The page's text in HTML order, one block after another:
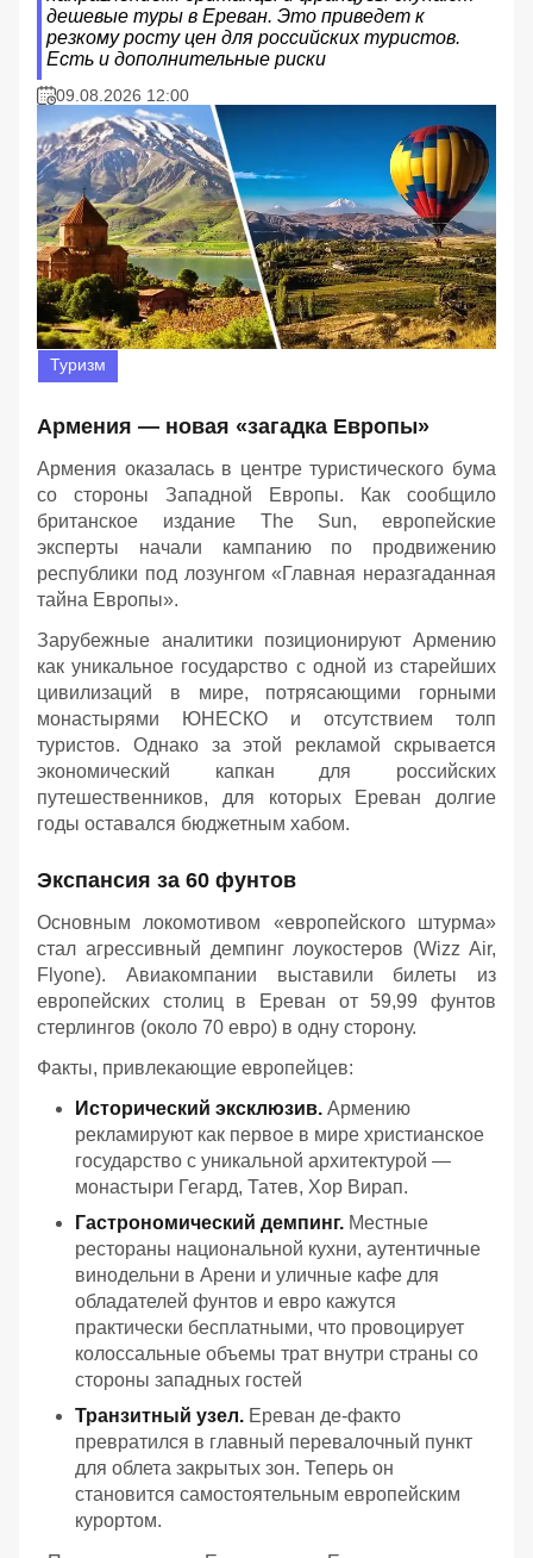
дешевые туры в Ереван. Это приведет к
резкому росту цен для российских туристов.
Есть и дополнительные риски
09.08.2026 12:00
Туризм
Армения — новая «загадка Европы»
Армения оказалась в центре туристического бума
со стороны Западной Европы. Как сообщило
британское издание The Sun, европейские
эксперты начали кампанию по продвижению
республики под лозунгом «Главная неразгаданная
тайна Европы».
Зарубежные аналитики позиционируют Армению
как уникальное государство с одной из старейших
цивилизаций в мире, потрясающими горными
монастырями ЮНЕСКО и отсутствием толп
туристов. Однако за этой рекламой скрывается
экономический капкан для российских
путешественников, для которых Ереван долгие
годы оставался бюджетным хабом.
Экспансия за 60 фунтов
Основным локомотивом «европейского штурма»
стал агрессивный демпинг лоукостеров (Wizz Air,
Flyone). Авиакомпании выставили билеты из
европейских столиц в Ереван от 59,99 фунтов
стерлингов (около 70 евро) в одну сторону.
Факты, привлекающие европейцев:
Исторический эксклюзив. Армению
рекламируют как первое в мире христианское
государство с уникальной архитектурой —
монастыри Гегард, Татев, Хор Вирап.
Гастрономический демпинг. Местные
рестораны национальной кухни, аутентичные
винодельни в Арени и уличные кафе для
обладателей фунтов и евро кажутся
практически бесплатными, что провоцирует
колоссальные объемы трат внутри страны со
стороны западных гостей
Транзитный узел. Ереван де-факто
превратился в главный перевалочный пункт
для облета закрытых зон. Теперь он
становится самостоятельным европейским
курортом.